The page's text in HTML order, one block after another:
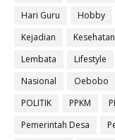
Hari Guru
Hobby
Kejadian
Kesehatan
Lembata
Lifestyle
Nasional
Oebobo
POLITIK
PPKM
Pemerintah Desa